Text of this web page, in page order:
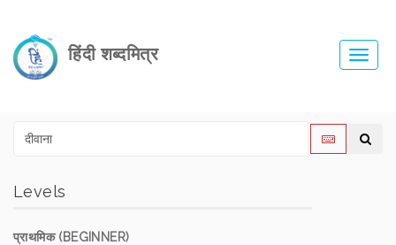
हिंदी शब्दमित्र
Levels
प्राथमिक (BEGINNER)